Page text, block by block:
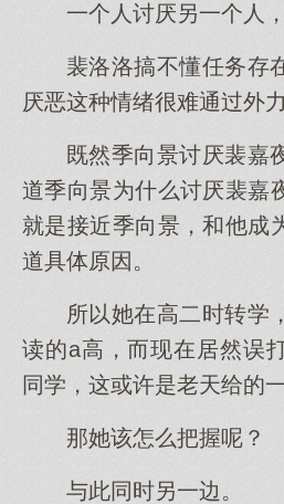
一个人讨厌另一个人
裴洛洛搞不懂任务存
厌恶这种情绪很难通过外力
既然季向景讨厌裴嘉
道季向景为什么讨厌裴嘉
就是接近季向景，和他成
道具体原因。
所以她在高二时转学
读的a高，而现在居然误
同学，这或许是老天给的
那她该怎么把握呢？
与此同时另一边。